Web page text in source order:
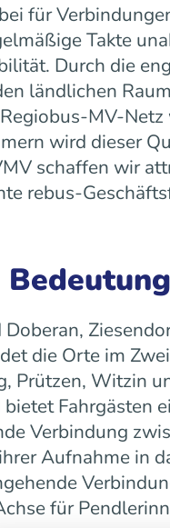
für
Takte
Durch die
ländlichen
MV-
wird dieser
schaffen wir
rebus-
die Orte im
Prützen, Witzin
Fahrgästen
Verbindung
Aufnahme in
für